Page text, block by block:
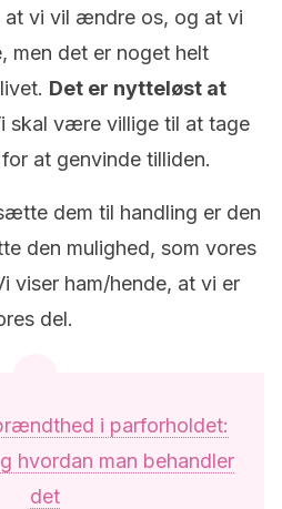
at vi vil ændre os, og at vi
men det er noget helt
Det er nytteløst at
skal være villige til at tage
at genvinde tilliden.
dem til handling er den
den mulighed, som vores
viser ham/hende, at vi er
del.
i parforholdet:
hvordan man behandler
det